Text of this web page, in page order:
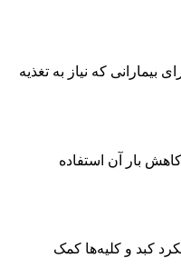
که نیاز به تغذیه
بار آن استفاده
کبد و کلیه‌ها کمک